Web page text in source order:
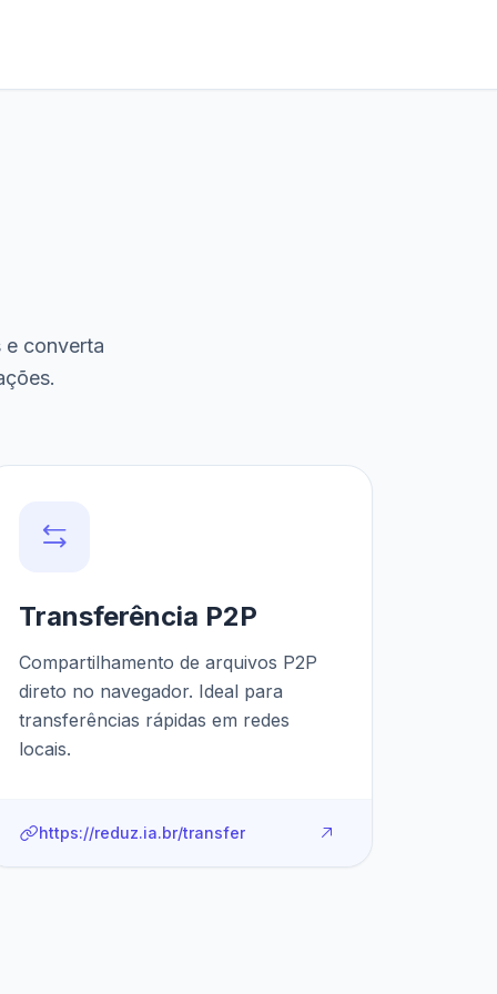
e converta
Transferência P2P
Compartilhamento de arquivos P2P
direto no navegador. Ideal para
transferências rápidas em redes
locais.
https://reduz.ia.br/transfer